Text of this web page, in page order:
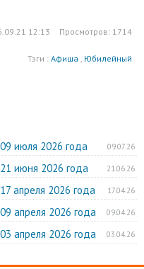
12:13 Просмотров: 1714
Тэги : Афиша Юбилейный
09.07.26
июля 2026 года
21.06.26
июня 2026 года
17.04.26
апреля 2026 года
09.04.26
апреля 2026 года
03.04.26
апреля 2026 года